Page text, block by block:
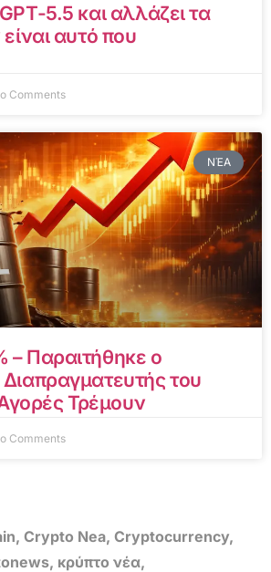
5.5 και αλλάζει τα
αυτό που
Comments
ΝΈΑ
– Παραιτήθηκε ο
του
Αγορές Τρέμουν
Comments
, Crypto Nea, Cryptocurrency,
, κρύπτο νέα,